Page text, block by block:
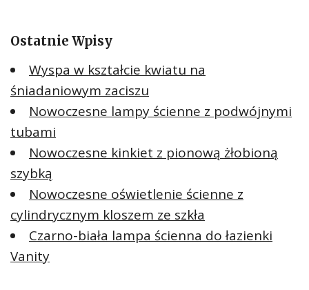
Ostatnie Wpisy
Wyspa w kształcie kwiatu na
śniadaniowym zaciszu
Nowoczesne lampy ścienne z podwójnymi
tubami
Nowoczesne kinkiet z pionową żłobioną
szybką
Nowoczesne oświetlenie ścienne z
cylindrycznym kloszem ze szkła
Czarno-biała lampa ścienna do łazienki
Vanity